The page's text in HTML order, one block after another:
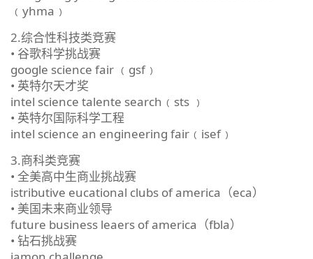
﹙yhma﹚
2.综合性科技类竞赛
• 谷歌科学挑战赛
google science fair ﹙gsf﹚
• 英特尔天才奖
intel science talente search﹙sts ﹚
• 英特尔国际科学工程
intel science an engineering fair﹙isef﹚
3.商科类竞赛
• 全美高中生商业挑战赛
istributive eucational clubs of america（eca）
• 美国未来商业领导
future business leaers of america（fbla）
• 钻石挑战赛